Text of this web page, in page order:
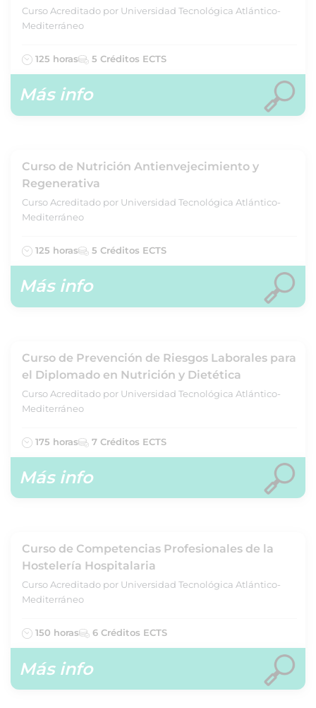
Curso Acreditado por Universidad Tecnológica Atlántico-
Mediterráneo
125 horas 5 Créditos ECTS
Más info
Curso de Nutrición Antienvejecimiento y
Regenerativa
Curso Acreditado por Universidad Tecnológica Atlántico-
Mediterráneo
125 horas 5 Créditos ECTS
Más info
Curso de Prevención de Riesgos Laborales para
el Diplomado en Nutrición y Dietética
Curso Acreditado por Universidad Tecnológica Atlántico-
Mediterráneo
175 horas 7 Créditos ECTS
Más info
Curso de Competencias Profesionales de la
Hostelería Hospitalaria
Curso Acreditado por Universidad Tecnológica Atlántico-
Mediterráneo
150 horas 6 Créditos ECTS
Más info